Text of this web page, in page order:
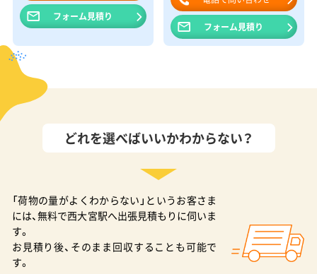
フォーム見積り
フォーム見積り
どれを選べばいいかわからない？
「荷物の量がよくわからない」というお客さま
には、無料で西大宮駅へ出張見積もりに伺いま
す。
お見積り後、そのまま回収することも可能で
す。